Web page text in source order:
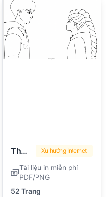
Thợ săn quỷ Kpop Xu hướng Internet
Tài liệu in miễn phí
PDF/PNG
52 Trang